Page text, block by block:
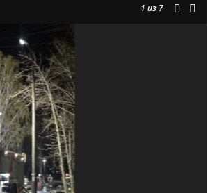
1 из 7